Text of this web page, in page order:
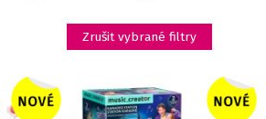
Zrušit vybrané filtry